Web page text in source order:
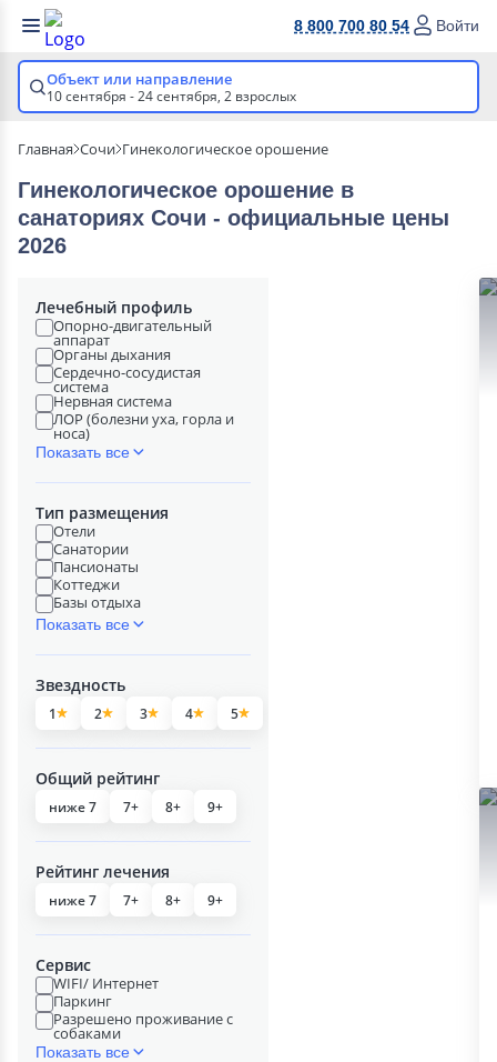
8 800 700 80 54 Войти
Объект или направление
10 сентября - 24 сентября, 2 взрослых
Главная Сочи Гинекологическое орошение
Гинекологическое орошение в
cанаториях Сочи - официальные цены
2026
Лечебный профиль
Опорно-двигательный
аппарат
Органы дыхания
Сердечно-сосудистая
система
Нервная система
ЛОР (болезни уха, горла и
носа)
Показать все
Тип размещения
Отели
Санатории
Пансионаты
Коттеджи
Базы отдыха
Показать все
Звездность
1 2 3 4 5
Общий рейтинг
ниже 7 7+ 8+ 9+
Рейтинг лечения
ниже 7 7+ 8+ 9+
Сервис
WIFI/ Интернет
Паркинг
Разрешено проживание с
собаками
Показать все